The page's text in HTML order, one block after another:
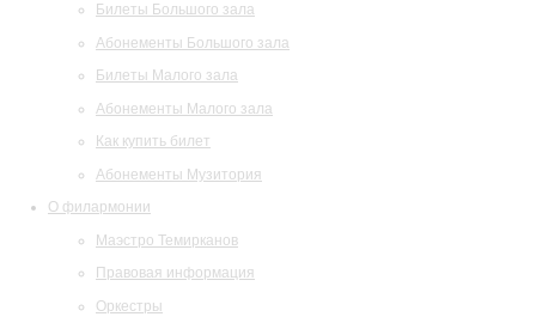
Билеты Большого зала
Абонементы Большого зала
Билеты Малого зала
Абонементы Малого зала
Как купить билет
Абонементы Музитория
О филармонии
Маэстро Темирканов
Правовая информация
Оркестры